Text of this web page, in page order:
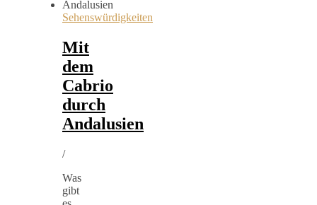
Sehenswürdigkeiten
Mit
dem
Cabrio
durch
Andalusien
/
Was
gibt